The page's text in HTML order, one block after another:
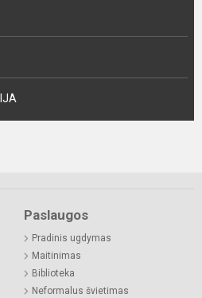
Paslaugos
Pradinis ugdymas
Maitinimas
Biblioteka
Neformalus švietimas